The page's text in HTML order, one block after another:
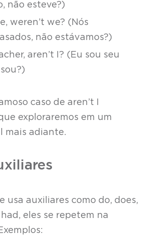
não esteve?)
weren’t we? (Nós
não estávamos?)
aren’t I? (Eu sou seu
caso de aren’t I
exploraremos em um
mais adiante.
usa auxiliares como do, does,
eles se repetem na